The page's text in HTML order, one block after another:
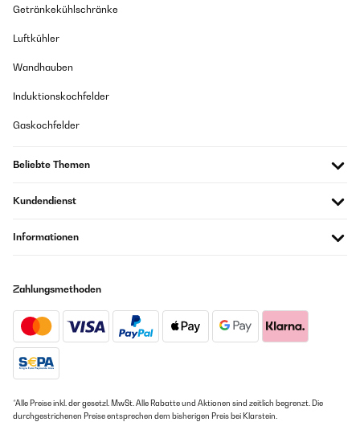
Getränkekühlschränke
Luftkühler
Wandhauben
Induktionskochfelder
Gaskochfelder
Beliebte Themen
Kundendienst
Informationen
Zahlungsmethoden
*Alle Preise inkl. der gesetzl. MwSt. Alle Rabatte und Aktionen sind zeitlich begrenzt. Die
durchgestrichenen Preise entsprechen dem bisherigen Preis bei Klarstein.